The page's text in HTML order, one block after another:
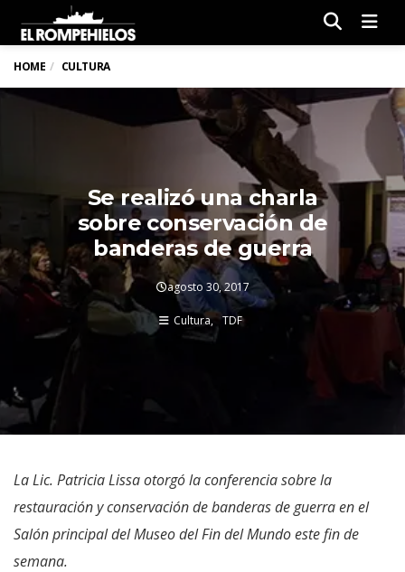
HOME CULTURA
Se realizó una charla
sobre conservación de
banderas de guerra
agosto 30, 2017
Cultura TDF
La Lic. Patricia Lissa otorgó la conferencia sobre la
restauración y conservación de banderas de guerra en el
Salón principal del Museo del Fin del Mundo este fin de
semana.